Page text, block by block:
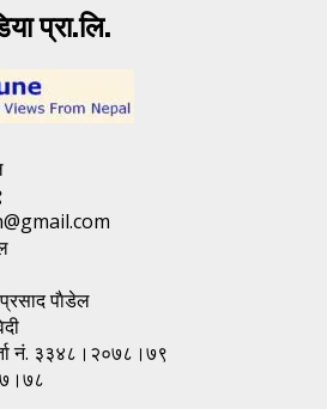
प्रा.लि.
पाैडेल
नं. ३३४८।२०७८।७९